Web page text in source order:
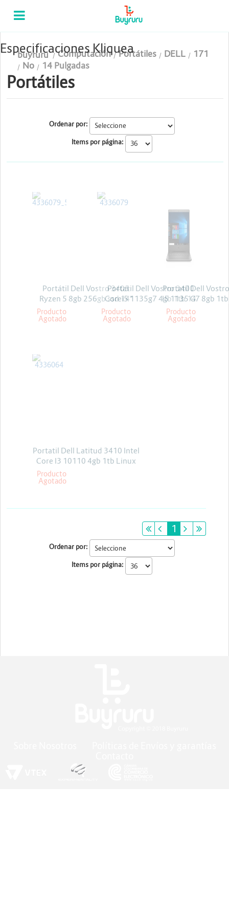
Categorias
Computación
Tablas Digitalizadoras
Celulares y Tablets
Conectividad y Redes
Especificaciones Kliquea
buyruru Computación Portátiles DELL
171
No
14 Pulgadas
Portátiles
Ordenar por:
Items por página:
Portátil Dell Vostro 3405
Ryzen 5 8gb 256gb ssd 14"
DELL
Producto
Agotado
Portatil Dell Vostro 3400
Corei5 1135g7 4gb 1tb 14
Linux +Licencia kaspersky
DELL
Producto
Agotado
Portatil Dell
I5 1135 G7 8gb
Producto
Agotado
Portatil Dell Latitud 3410 Intel
Core I3 10110 4gb 1tb Linux
DELL
Producto
Agotado
primeiro
anterior
1 próximo
Ordenar por:
Items por página: